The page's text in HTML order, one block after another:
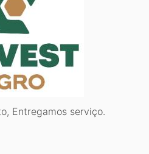
Entregamos serviço.